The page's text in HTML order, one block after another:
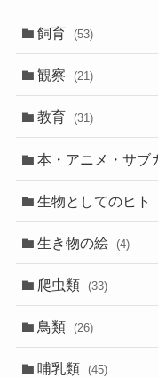
飼育 (53)
観察 (21)
教育 (31)
本・アニメ・サブ
生物としてのヒト
生き物の絵 (4)
爬虫類 (33)
鳥類 (26)
哺乳類 (45)